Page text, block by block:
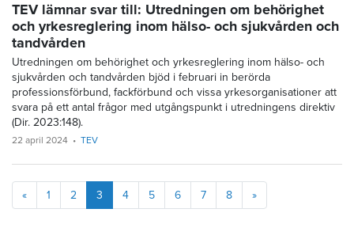
TEV lämnar svar till: Utredningen om behörighet
och yrkesreglering inom hälso- och sjukvården och
tandvården
Utredningen om behörighet och yrkesreglering inom hälso- och
sjukvården och tandvården bjöd i februari in berörda
professionsförbund, fackförbund och vissa yrkesorganisationer att
svara på ett antal frågor med utgångspunkt i utredningens direktiv
(Dir. 2023:148).
22 april 2024 TEV
«Föregående
1 2 3 4 5 6 7 8 »Nästa